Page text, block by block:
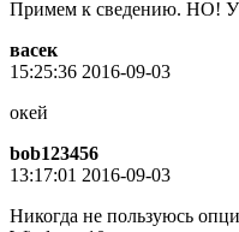
Примем к сведению. НО!
васек
15:25:36 2016-09-03
окей
bob123456
13:17:01 2016-09-03
Никогда не пользуюсь